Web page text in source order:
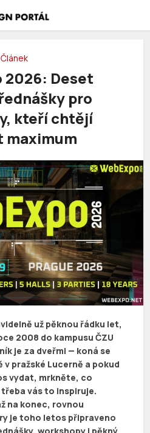
Článek
2026: Deset
pro
kteří chtějí
už pěknou řádku let,
2008 do kampusu ČZU
je za dveřmi — koná se
v pražské Lucerně a pokud
vydat, mrkněte, co
vás to inspiruje.
na konec, rovnou
je toho letos připraveno